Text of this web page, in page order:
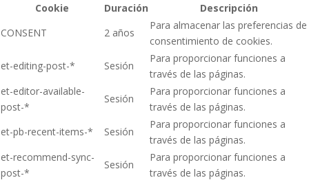
Cookie
Duración
Descripción
CONSENT
2 años
Para almacenar las preferencias de
consentimiento de cookies.
et-editing-post-*
Sesión
Para proporcionar funciones a
través de las páginas.
et-editor-available-
post-*
Sesión
Para proporcionar funciones a
través de las páginas.
et-pb-recent-items-*
Sesión
Para proporcionar funciones a
través de las páginas.
et-recommend-sync-
post-*
Sesión
Para proporcionar funciones a
través de las páginas.